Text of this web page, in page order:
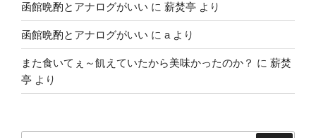
函館晩酌とアナログがいい に 薪焚亭 より
函館晩酌とアナログがいい に a より
また食いてぇ～飢えていたから美味かったのか？ に 薪焚
亭 より